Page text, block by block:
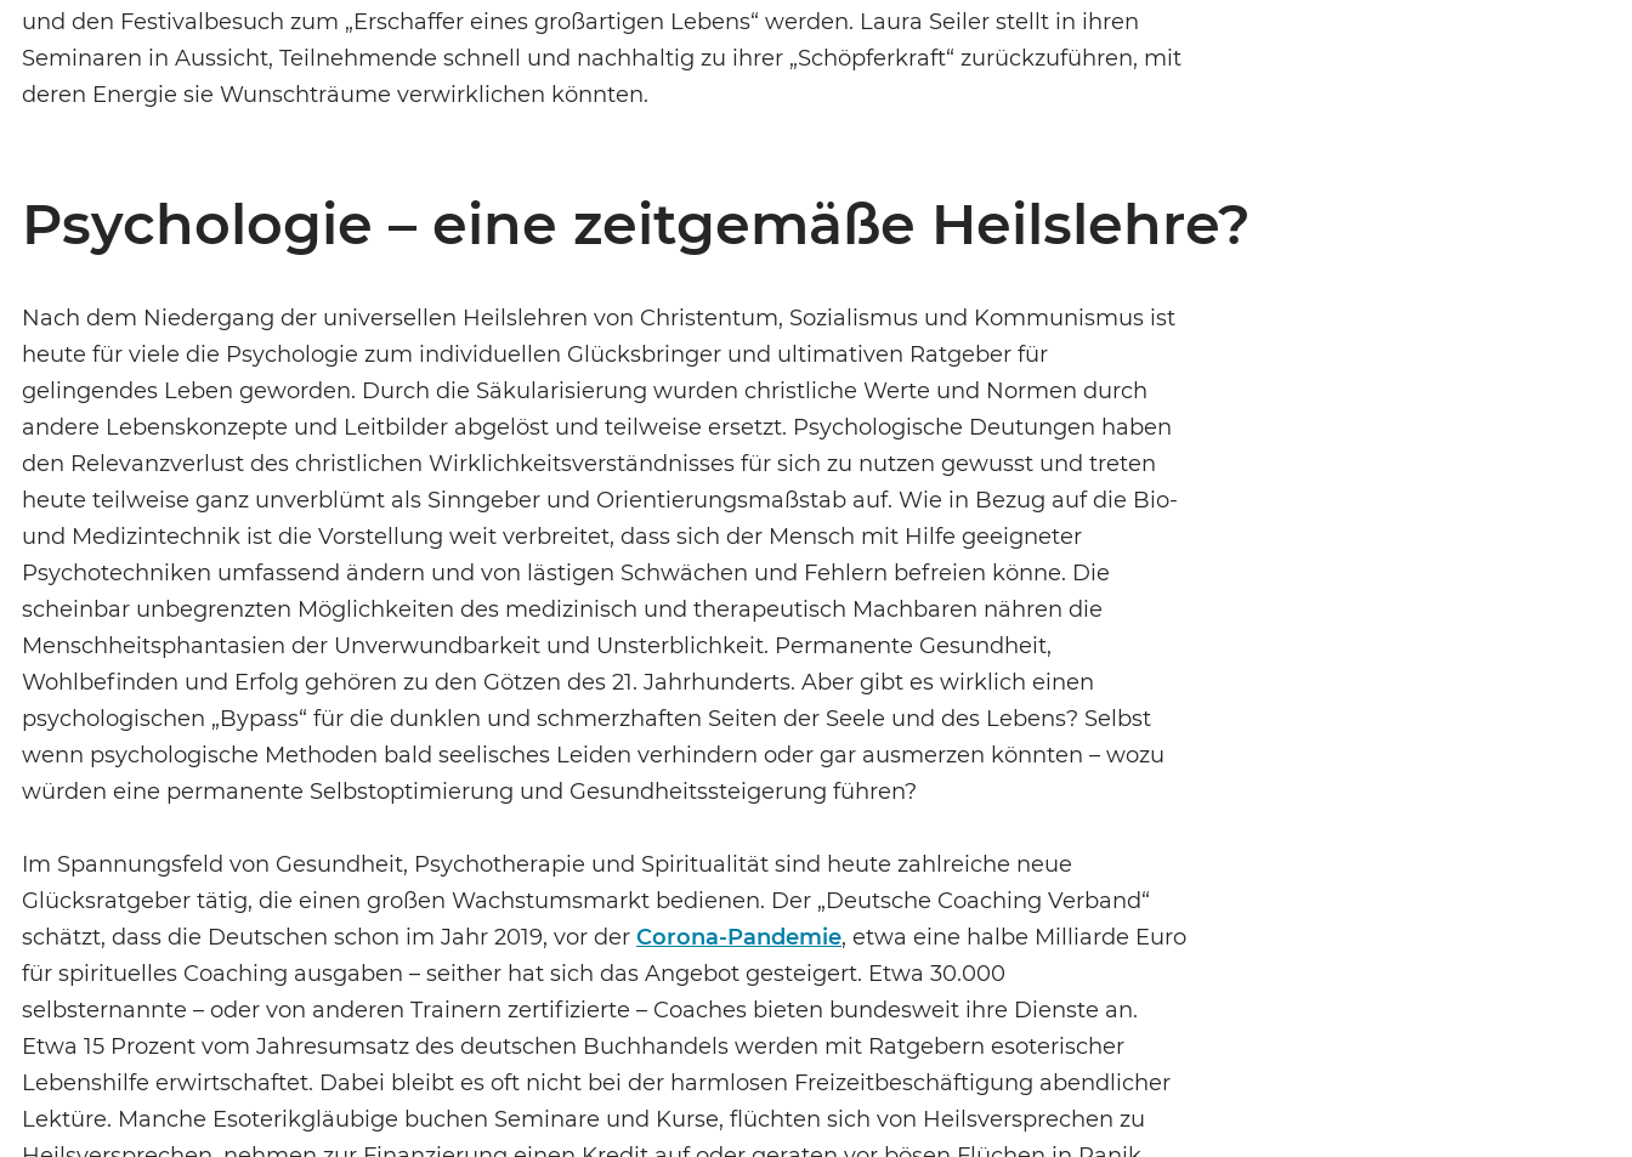
und den Festivalbesuch zum „Erschaffer eines großartigen Lebens“ werden. Laura Seiler stellt in ihren
Seminaren in Aussicht, Teilnehmende schnell und nachhaltig zu ihrer „Schöpferkraft“ zurückzuführen, mit
deren Energie sie Wunschträume verwirklichen könnten.
Psychologie – eine zeitgemäße Heilslehre?
Nach dem Niedergang der universellen Heilslehren von Christentum, Sozialismus und Kommunismus ist
heute für viele die Psychologie zum individuellen Glücksbringer und ultimativen Ratgeber für
gelingendes Leben geworden. Durch die Säkularisierung wurden christliche Werte und Normen durch
andere Lebenskonzepte und Leitbilder abgelöst und teilweise ersetzt. Psychologische Deutungen haben
den Relevanzverlust des christlichen Wirklichkeitsverständnisses für sich zu nutzen gewusst und treten
heute teilweise ganz unverblümt als Sinngeber und Orientierungsmaßstab auf. Wie in Bezug auf die Bio-
und Medizintechnik ist die Vorstellung weit verbreitet, dass sich der Mensch mit Hilfe geeigneter
Psychotechniken umfassend ändern und von lästigen Schwächen und Fehlern befreien könne. Die
scheinbar unbegrenzten Möglichkeiten des medizinisch und therapeutisch Machbaren nähren die
Menschheitsphantasien der Unverwundbarkeit und Unsterblichkeit. Permanente Gesundheit,
Wohlbefinden und Erfolg gehören zu den Götzen des 21. Jahrhunderts. Aber gibt es wirklich einen
psychologischen „Bypass“ für die dunklen und schmerzhaften Seiten der Seele und des Lebens? Selbst
wenn psychologische Methoden bald seelisches Leiden verhindern oder gar ausmerzen könnten – wozu
würden eine permanente Selbstoptimierung und Gesundheitssteigerung führen?
Im Spannungsfeld von Gesundheit, Psychotherapie und Spiritualität sind heute zahlreiche neue
Glücksratgeber tätig, die einen großen Wachstumsmarkt bedienen. Der „Deutsche Coaching Verband“
schätzt, dass die Deutschen schon im Jahr 2019, vor der Corona-Pandemie, etwa eine halbe Milliarde Euro
für spirituelles Coaching ausgaben – seither hat sich das Angebot gesteigert. Etwa 30.000
selbsternannte – oder von anderen Trainern zertifizierte – Coaches bieten bundesweit ihre Dienste an.
Etwa 15 Prozent vom Jahresumsatz des deutschen Buchhandels werden mit Ratgebern esoterischer
Lebenshilfe erwirtschaftet. Dabei bleibt es oft nicht bei der harmlosen Freizeitbeschäftigung abendlicher
Lektüre. Manche Esoterikgläubige buchen Seminare und Kurse, flüchten sich von Heilsversprechen zu